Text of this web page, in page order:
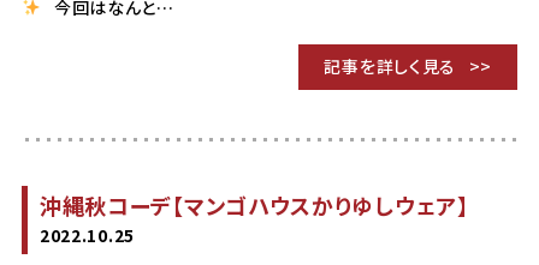
今回はなんと…
記事を詳しく見る
沖縄秋コーデ【マンゴハウスかりゆしウェア】
2022.10.25